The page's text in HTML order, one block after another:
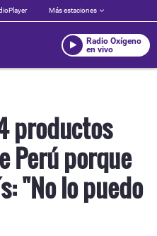
Más estaciones
Radio Oxígeno
en vivo
productos
Perú porque
"No lo puedo